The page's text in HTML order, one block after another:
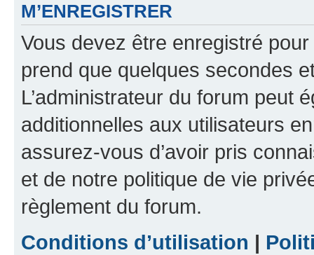
M’ENREGISTRER
Vous devez être enregistré
prend que quelques secondes
L’administrateur du forum peut
additionnelles aux utilisateurs
assurez-vous d’avoir pris
et de notre politique de vie
règlement du forum.
Conditions d’utilisation |